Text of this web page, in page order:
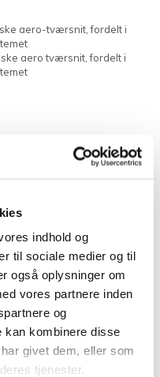
indhold og
til sociale medier og til
også oplysninger om
vores partnere inden
og
kan kombinere disse
givet dem, eller som
tjenester.
aero-tværsnit, fordelt i
aero tværsnit, fordelt i
1520 gr
12
11